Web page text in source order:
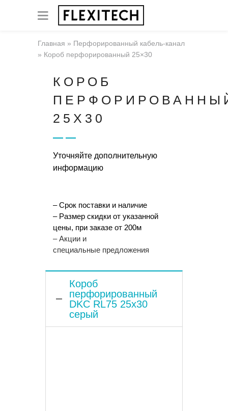
Главная » Перфорированный кабель-канал
» Короб перфорированный 25×30
КОРОБ
25X30
Уточняйте дополнительную
информацию
– Срок поставки и наличие
– Размер скидки от указанной
цены, при заказе от 200м
– Акции и
специальные предложения
Короб
перфорированный
DKC RL75 25х30
серый